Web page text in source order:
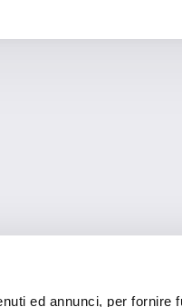
ed annunci, per fornire